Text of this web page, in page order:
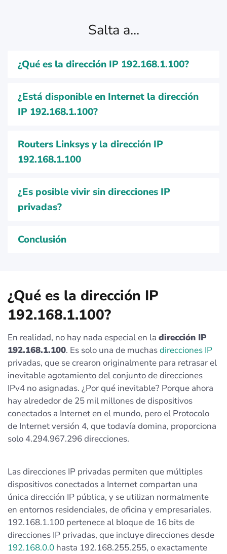
Salta a...
¿Qué es la dirección IP 192.168.1.100?
¿Está disponible en Internet la dirección
IP 192.168.1.100?
Routers Linksys y la dirección IP
192.168.1.100
¿Es posible vivir sin direcciones IP
privadas?
Conclusión
¿Qué es la dirección IP
192.168.1.100?
En realidad, no hay nada especial en la dirección IP
192.168.1.100. Es solo una de muchasdirecciones IP
privadas, que se crearon originalmente para retrasar el
inevitable agotamiento del conjunto de direcciones
IPv4 no asignadas. ¿Por qué inevitable? Porque ahora
hay alrededor de 25 mil millones de dispositivos
conectados a Internet en el mundo, pero el Protocolo
de Internet versión 4, que todavía domina, proporciona
solo 4.294.967.296 direcciones.
Las direcciones IP privadas permiten que múltiples
dispositivos conectados a Internet compartan una
única dirección IP pública, y se utilizan normalmente
en entornos residenciales, de oficina y empresariales.
192.168.1.100 pertenece al bloque de 16 bits de
direcciones IP privadas, que incluye direcciones desde
192.168.0.0 hasta 192.168.255.255, o exactamente